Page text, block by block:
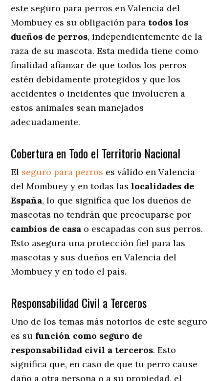
este seguro para perros en Valencia del
Mombuey es su obligación para todos los
dueños de perros, independientemente de la
raza de su mascota. Esta medida tiene como
finalidad afianzar de que todos los perros
estén debidamente protegidos y que los
accidentes o incidentes que involucren a
estos animales sean manejados
adecuadamente.
Cobertura en Todo el Territorio Nacional
El seguro para perros es válido en Valencia
del Mombuey y en todas laslocalidades de
España, lo que significa que los dueños de
mascotas no tendrán que preocuparse por
cambios de casa o escapadas con sus perros.
Esto asegura una protección fiel para las
mascotas y sus dueños en Valencia del
Mombuey y en todo el país.
Responsabilidad Civil a Terceros
Uno de los temas más notorios de este seguro
es su función como seguro de
responsabilidad civil a terceros. Esto
significa que, en caso de que tu perro cause
daño a otra persona o a su propiedad, el